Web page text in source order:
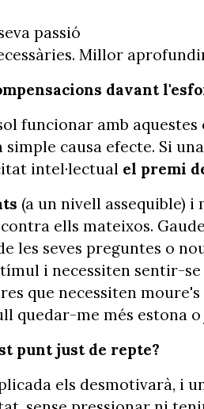
passió
Millor
davant
funcionar amb
simple causa efecte. Si
intel·lectual el premi
(a un nivell assequible)
ells mateixos.
les seves preguntes o
i necessiten sentir-
que necessiten
quedar-me més estona
punt just de repte?
els desmotivarà, i